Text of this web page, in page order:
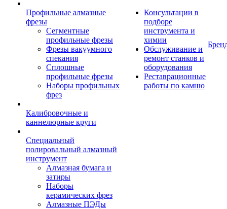
Профильные алмазные
фрезы
Сегментные
профильные фрезы
Фрезы вакуумного
спекания
Сплошные
профильные фрезы
Наборы профильных
фрез
Калибровочные и
каннелюрные круги
Специальный
полировальный алмазный
инструмент
Алмазная бумага и
затиры
Наборы
керамических фрез
Алмазные ПЭДы
Консультации в
подборе
инструмента и
химии
Обслуживание и
ремонт станков и
оборудования
Реставрационные
работы по камню